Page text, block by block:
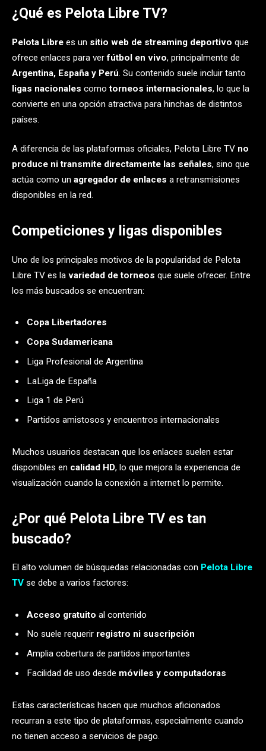
¿Qué es Pelota Libre TV?
Pelota Libre es un sitio web de streaming deportivo que
ofrece enlaces para verfútbol en vivo, principalmente de
Argentina, España y Perú. Su contenido suele incluir tanto
ligas nacionales comotorneos internacionales, lo que la
convierte en una opción atractiva para hinchas de distintos
países.
A diferencia de las plataformas oficiales, Pelota Libre TV no
produce ni transmite directamente las señales, sino que
actúa como un agregador de enlaces a retransmisiones
disponibles en la red.
Competiciones y ligas disponibles
Uno de los principales motivos de la popularidad de Pelota
Libre TV es la variedad de torneos que suele ofrecer. Entre
los más buscados se encuentran:
Copa Libertadores
Copa Sudamericana
Liga Profesional de Argentina
LaLiga de España
Liga 1 de Perú
Partidos amistosos y encuentros internacionales
Muchos usuarios destacan que los enlaces suelen estar
disponibles en calidad HD, lo que mejora la experiencia de
visualización cuando la conexión a internet lo permite.
¿Por qué Pelota Libre TV es tan
buscado?
El alto volumen de búsquedas relacionadas con Pelota Libre
TV se debe a varios factores:
Acceso gratuito al contenido
No suele requerir registro ni suscripción
Amplia cobertura de partidos importantes
Facilidad de uso desde móviles y computadoras
Estas características hacen que muchos aficionados
recurran a este tipo de plataformas, especialmente cuando
no tienen acceso a servicios de pago.